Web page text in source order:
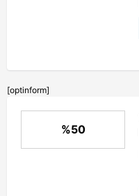
[optinform]
%50